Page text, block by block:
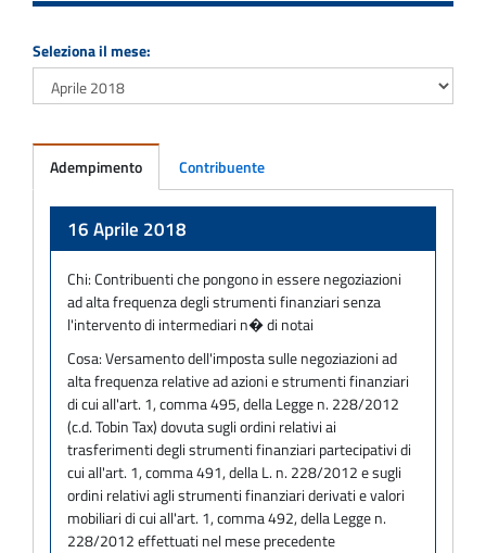
Seleziona il mese:
Adempimento Contribuente
16 Aprile 2018
Chi:Contribuenti che pongono in essere negoziazioni
ad alta frequenza degli strumenti finanziari senza
l'intervento di intermediari n� di notai
Cosa:Versamento dell'imposta sulle negoziazioni ad
alta frequenza relative ad azioni e strumenti finanziari
di cui all'art. 1, comma 495, della Legge n. 228/2012
(c.d. Tobin Tax) dovuta sugli ordini relativi ai
trasferimenti degli strumenti finanziari partecipativi di
cui all'art. 1, comma 491, della L. n. 228/2012 e sugli
ordini relativi agli strumenti finanziari derivati e valori
mobiliari di cui all'art. 1, comma 492, della Legge n.
228/2012 effettuati nel mese precedente